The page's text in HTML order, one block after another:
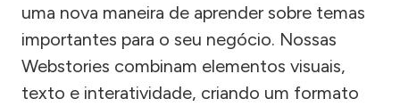
uma nova maneira de aprender sobre temas
importantes para o seu negócio. Nossas
Webstories combinam elementos visuais,
texto e interatividade, criando um formato